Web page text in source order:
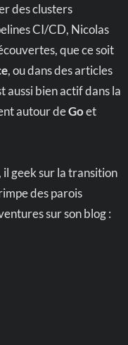
des clusters
CI/CD, Nicolas
que ce soit
, ou dans des articles
aussi bien actif dans la
autour deGoet
geek sur la transition
des parois
sur son blog :